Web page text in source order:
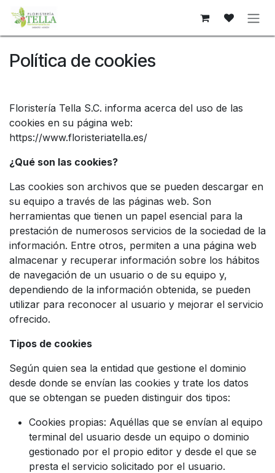
Skip to Content
Política de cookies
Floristería Tella S.C. informa acerca del uso de las
cookies en su página web:
https://www.floristeriatella.es/
¿Qué son las cookies?
Las cookies son archivos que se pueden descargar en
su equipo a través de las páginas web. Son
herramientas que tienen un papel esencial para la
prestación de numerosos servicios de la sociedad de la
información. Entre otros, permiten a una página web
almacenar y recuperar información sobre los hábitos
de navegación de un usuario o de su equipo y,
dependiendo de la información obtenida, se pueden
utilizar para reconocer al usuario y mejorar el servicio
ofrecido.
Tipos de cookies
Según quien sea la entidad que gestione el dominio
desde donde se envían las cookies y trate los datos
que se obtengan se pueden distinguir dos tipos:
Cookies propias: Aquéllas que se envían al equipo
terminal del usuario desde un equipo o dominio
gestionado por el propio editor y desde el que se
presta el servicio solicitado por el usuario.